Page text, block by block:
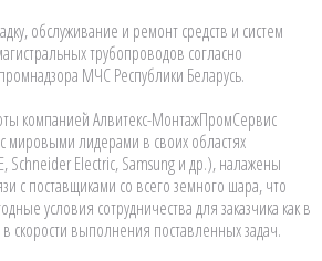
обслуживание и ремонт средств и систем
трубопроводов согласно
МЧС Республики Беларусь.
компанией Алвитекс-МонтажПромСервис
мировыми лидерами в своих областях
Schneider Electric, Samsung и др.), налажены
с поставщиками со всего земного шара, что
условия сотрудничества для заказчика как в
скорости выполнения поставленных задач.